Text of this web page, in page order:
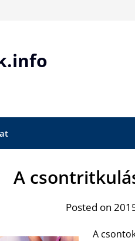
A
Posted on
A